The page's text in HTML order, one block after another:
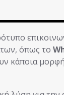
όπως το
κάποια